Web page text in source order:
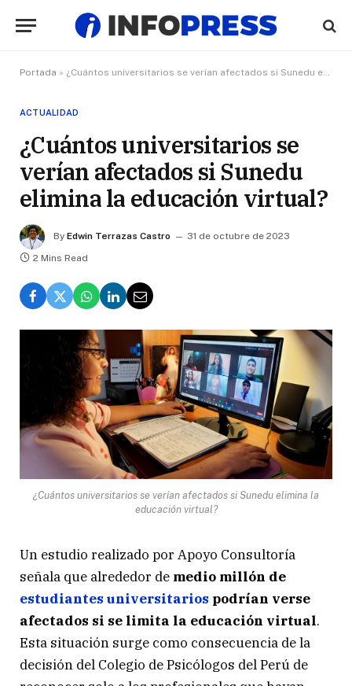
Portada » ¿Cuántos universitarios se verían afectados si Sunedu elimina la educación virtual?
ACTUALIDAD
¿Cuántos universitarios se
verían afectados si Sunedu
elimina la educación virtual?
By Edwin Terrazas Castro
31 de octubre de 2023
2 Mins Read
¿Cuántos universitarios se verían afectados si Sunedu elimina la
educación virtual?
Un estudio realizado por Apoyo Consultoría
señala que alrededor de medio millón de
estudiantes universitarios podrían verse
afectados si se limita la educación virtual.
Esta situación surge como consecuencia de la
decisión del Colegio de Psicólogos del Perú de